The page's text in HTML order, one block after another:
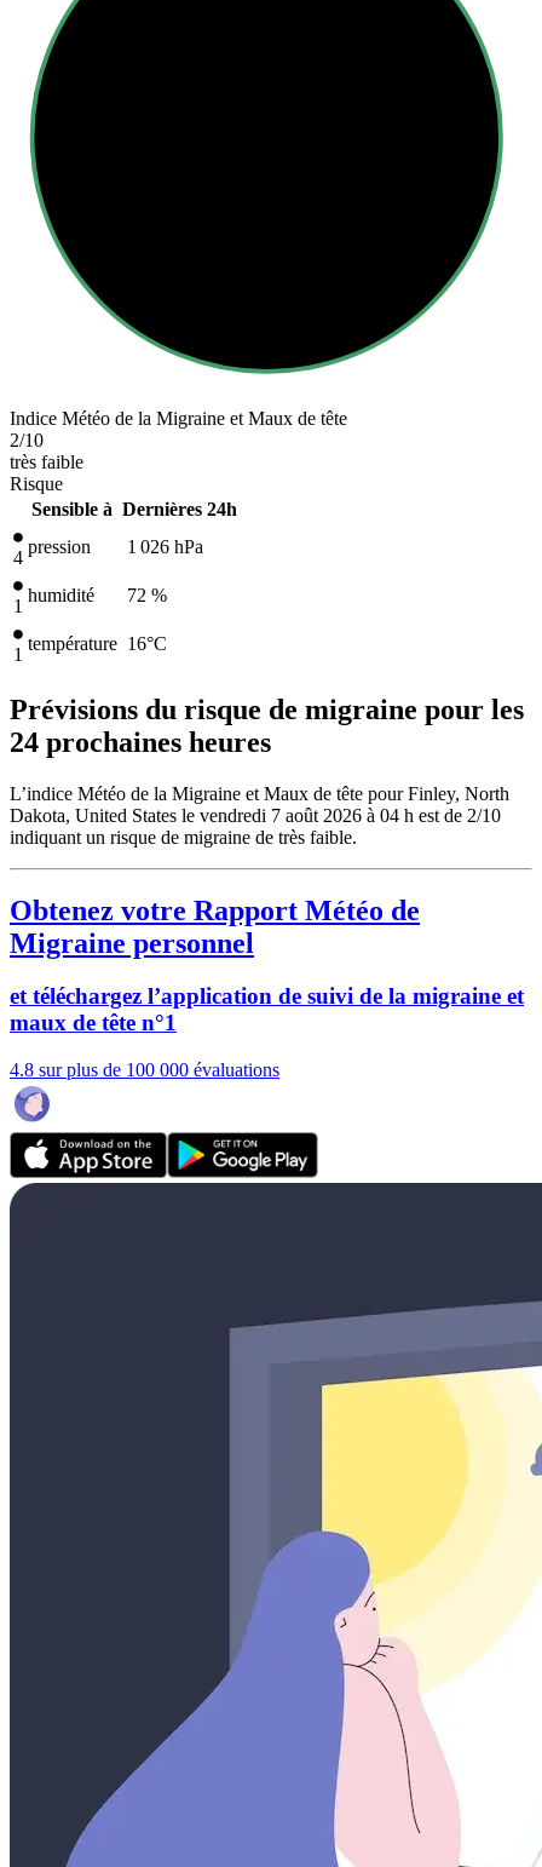
Indice Météo de la Migraine et Maux de tête
2/10
très faible
Risque
Sensible à Dernières 24h
4
pression 1 026 hPa
1
humidité 72 %
1
température 16°C
Prévisions du risque de migraine pour les
24 prochaines heures
L’indice Météo de la Migraine et Maux de tête pour Finley, North
Dakota, United States le vendredi 7 août 2026 à 04 h est de 2/10
indiquant un risque de migraine de très faible.
Obtenez votre Rapport Météo de
Migraine personnel
et téléchargez l’application de suivi de la migraine et
maux de tête n°1
4.8 sur plus de 100 000 évaluations